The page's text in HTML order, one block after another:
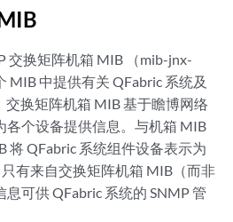
交换矩阵机箱 MIB （mib-jnx-
MIB 中提供有关 QFabric 系统及
换矩阵机箱 MIB 基于瞻博网络
各个设备提供信息。与机箱 MIB
将 QFabric 系统组件设备表示为
有来自交换矩阵机箱 MIB（而非
可供 QFabric 系统的 SNMP 管